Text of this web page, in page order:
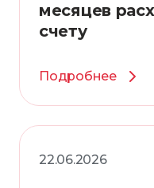
месяцев
счету
Подробнее
22.06.2026